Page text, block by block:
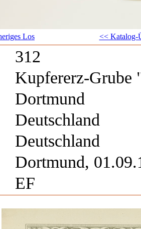
Los
<< Katalog-
312
Kupfererz-Grube
Dortmund
Deutschland
Deutschland
Dortmund,
EF